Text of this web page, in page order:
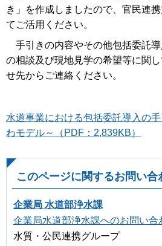
き」を作成しましたので、官民連
てご活用ください。
手引きの内容やその他包括委託
の相談及び現地見学の希望等に関
せ先からご連絡ください。
水道事業における包括委託導入の
わモデル～（PDF：2,839KB）
このページに関するお問い合
企業局 水道部浄水課
企業局水道部浄水課へのお問い合
水質・公民連携グループ